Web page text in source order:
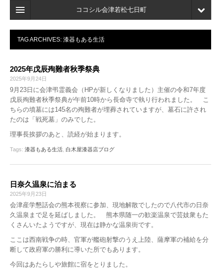
ココシル会津若松七日町
ホーム
検索
店舗・施設最新情報
口コミ
マイページ
ブックマーク
TAG ARCHIVES: 漆器もある生活
2025年戊辰殉難者秋季祭典
2025年9月24日
9月23日に会津弔霊義会（HPが新しくなりました）主催の令和7年度
戊辰殉難者秋季祭典が午前10時から長命寺で執り行われました。 こ
ちらの墳墓には145名の殉難者が埋葬されていますが、墓石に許され
たのは「戦死墓」のみでした。
理事長挨拶のあと、読経が始まります。
Tags: 漆器もある生活 白木屋漆器店ブログ
日奈久温泉に泊まる
2025年9月23日
会津産学懇話会の熊本視察に参加、現地解散でしたので八代市の日奈
久温泉まで足を延ばしました。 熊本県随一の歓楽温泉で芸妓衆もた
くさんいたようですが、現在は静かな温泉街です。
ここは西南戦争の時、官軍が艦砲射撃のうえ上陸、薩摩軍の補給を分
断して政府軍の勝利に導いた所でもあります。
今回はあたらしや旅館に宿をとりました。